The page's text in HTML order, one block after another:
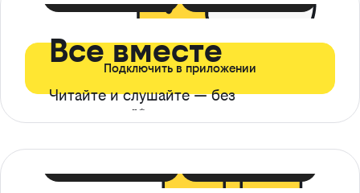
Все вместе
Читайте и слушайте — без
ограничений*
Подключить в приложении